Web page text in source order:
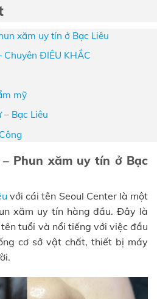
xăm uy tín ở Bạc Liêu
Chuyên ĐIÊU KHẮC
mỹ
Bạc Liêu
– Phun xăm uy tín ở Bạc
với cái tên Seoul Center là một
xăm uy tín hàng đầu. Đây là
tuổi và nổi tiếng với việc đầu
cơ sở vật chất, thiết bị máy